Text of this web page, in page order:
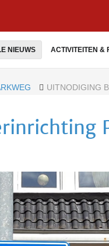
NIEUWS ACTIVITEITEN &
UITNODIGING